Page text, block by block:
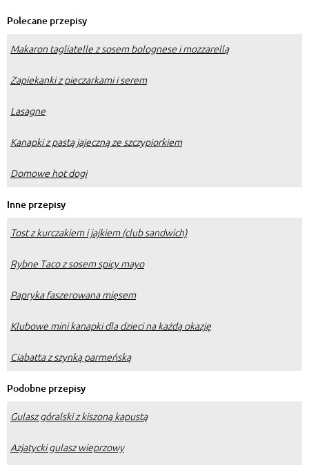
Polecane przepisy
Makaron tagliatelle z sosem bolognese i mozzarellą
Zapiekanki z pieczarkami i serem
Lasagne
Kanapki z pastą jajeczną ze szczypiorkiem
Domowe hot dogi
Inne przepisy
Tost z kurczakiem i jajkiem (club sandwich)
Rybne Taco z sosem spicy mayo
Papryka faszerowana mięsem
Klubowe mini kanapki dla dzieci na każdą okazję
Ciabatta z szynką parmeńską
Podobne przepisy
Gulasz góralski z kiszoną kapustą
Azjatycki gulasz wieprzowy